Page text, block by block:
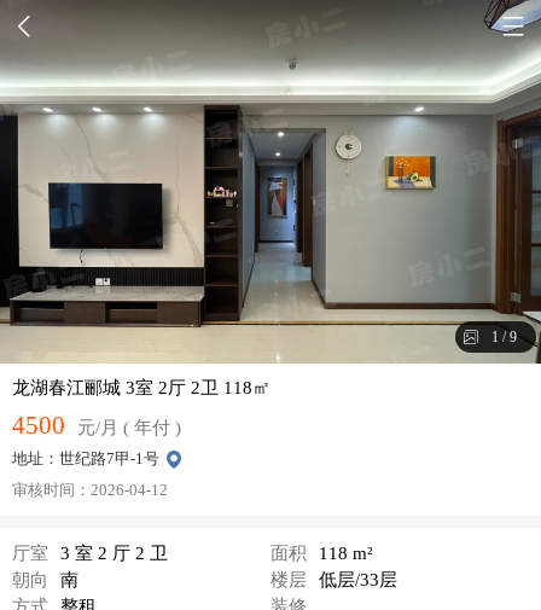
1 /9
龙湖春江郦城 3室 2厅 2卫 118㎡
4500 元/月 ( 年付 )
地址：世纪路7甲-1号
审核时间：2026-04-12
厅室 3 室 2 厅 2 卫 面积
118 m²
朝向
南 楼层
低层/33层
方式
整租
装修